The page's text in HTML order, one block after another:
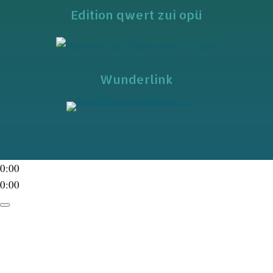
Edition qwert zui opü
Wunderlink
0:00
0:00